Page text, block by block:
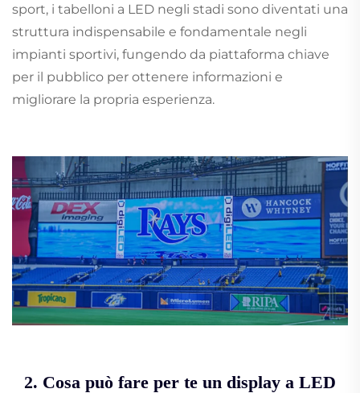
sport, i tabelloni a LED negli stadi sono diventati una
struttura indispensabile e fondamentale negli
impianti sportivi, fungendo da piattaforma chiave
per il pubblico per ottenere informazioni e
migliorare la propria esperienza.
2. Cosa può fare per te un display a LED